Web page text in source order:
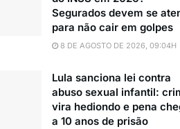
Segurados devem se
para não cair em golpes
8 DE AGOSTO DE 2026, 09:04H
Lula sanciona lei contra
abuso sexual infantil:
vira hediondo e pena
a 10 anos de prisão